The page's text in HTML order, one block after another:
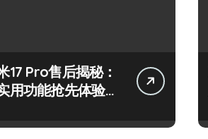
17 Pro售后揭秘：
用功能抢先体验，